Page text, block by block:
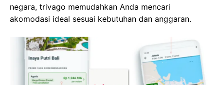
negara, trivago memudahkan Anda mencari
akomodasi ideal sesuai kebutuhan dan anggaran.